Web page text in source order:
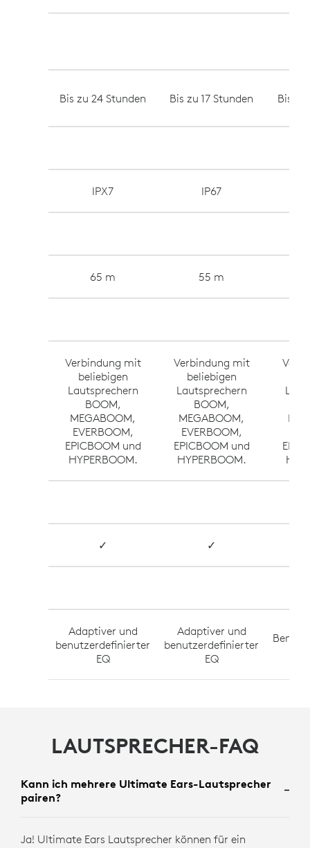
Bis zu 24 Stunden Bis zu 17 Stunden Bis zu
IPX7 IP67
65 m 55 m
Verbindung mit
beliebigen
Lautsprechern
BOOM,
MEGABOOM,
EVERBOOM,
EPICBOOM und
HYPERBOOM.
Verbindung mit
beliebigen
Lautsprechern
BOOM,
MEGABOOM,
EVERBOOM,
EPICBOOM und
HYPERBOOM.
✓ ✓
Adaptiver und
benutzerdefinierter
EQ
Adaptiver und
benutzerdefinierter
EQ
LAUTSPRECHER-FAQ
Kann ich mehrere Ultimate Ears-Lautsprecher
pairen?
Ja! Ultimate Ears Lautsprecher können für ein